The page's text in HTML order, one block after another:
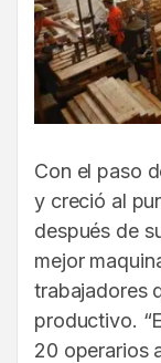
Con el paso
y creció al
después de
mejor
trabajadores
productivo.
20 operarios